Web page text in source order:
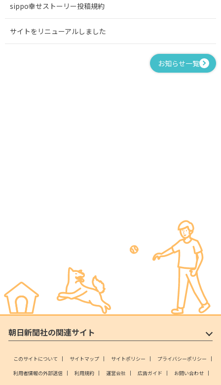
sippo幸せストーリー投稿規約
サイトをリニューアルしました
お知らせ一覧
朝日新聞社の関連サイト
このサイトについて サイトマップ サイトポリシー
プライバシーポリシー
利用者情報の外部送信
利用規約 運営会社 広告ガイド
お問い合わせ